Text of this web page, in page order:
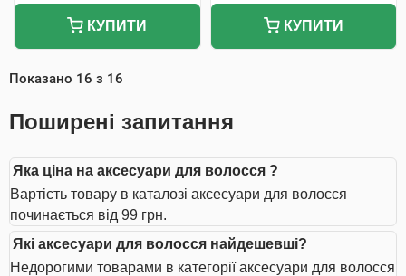
КУПИТИ КУПИТИ
Показано 16 з 16
Поширені запитання
Яка ціна на аксесуари для волосся ?
Вартість товару в каталозі аксесуари для волосся
починається від 99 грн.
Які аксесуари для волосся найдешевші?
Недорогими товарами в категорії аксесуари для волосся